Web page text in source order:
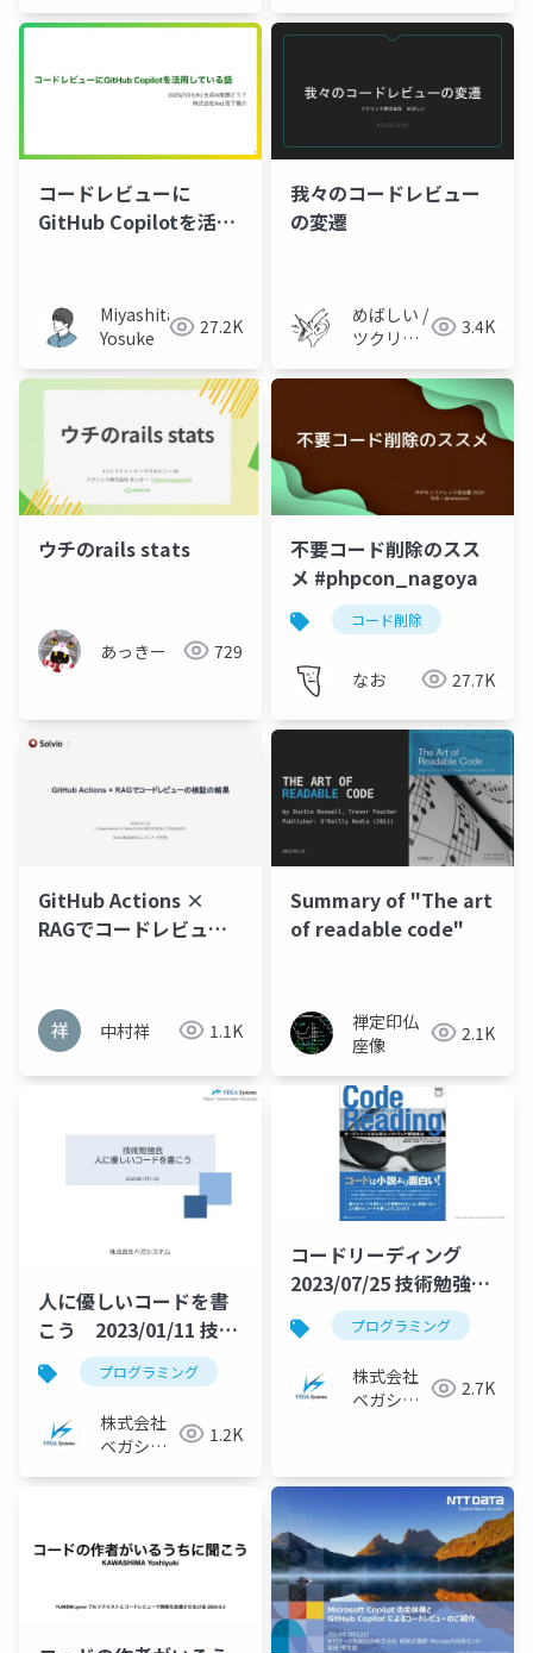
術広報チ
コードレビューに
GitHub Copilotを活用
Miyashita
Yosuke
27.2K
我々のコードレビュー
の変遷
めばしい /
ツクリン
3.4K
ウチのrails stats
あっきー 729
不要コード削除のスス
メ #phpcon_nagoya
コード削除
なお 27.7K
GitHub Actions ×
RAGでコードレビュー
中村祥 1.1K
Summary of "The art
of readable code"
禅定印仏
座像
2.1K
人に優しいコードを書
こう 2023/01/11 技術
勉強会資料プログラミング
株式会社
ベガシス
1.2K
コードリーディング
2023/07/25 技術勉強会
資料
プログラミング
株式会社
ベガシス
2.7K